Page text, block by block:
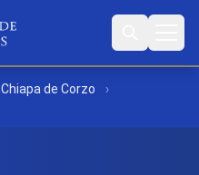
Chiapa de Corzo
›